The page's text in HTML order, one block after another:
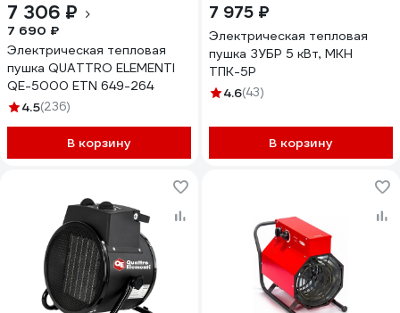
7 306 ₽
7 690 ₽
Электрическая тепловая
пушка QUATTRO ELEMENTI
QE-5000 ETN 649-264
4.5(236)
В корзину
7 975 ₽
Электрическая тепловая
пушка ЗУБР 5 кВт, МКН
ТПК-5Р
4.6(43)
В корзину